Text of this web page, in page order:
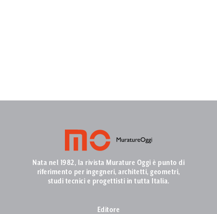
Nata nel 1982, la rivista Murature Oggi è punto di
riferimento per ingegneri, architetti, geometri,
studi tecnici e progettisti in tutta Italia.
Editore